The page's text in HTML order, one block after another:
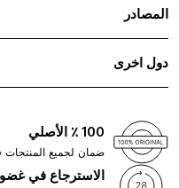
المصادر
دول اخرى
100 ٪ الأصلي
ضمان لجميع
الاسترجاع في غضون 28